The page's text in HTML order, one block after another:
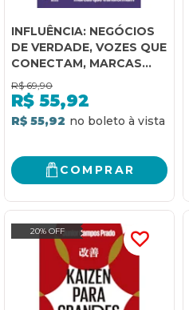
INFLUÊNCIA: NEGÓCIOS
DE VERDADE, VOZES QUE
CONECTAM, MARCAS
QUE TRANSFORMAM
R$ 69,90
R$ 55,92
R$ 55,92
COMPRAR
20% OFF